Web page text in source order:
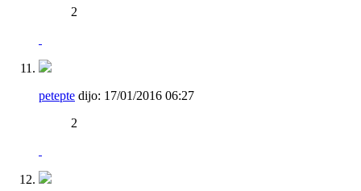
2
petepte dijo: 17/01/2016 06:27
2